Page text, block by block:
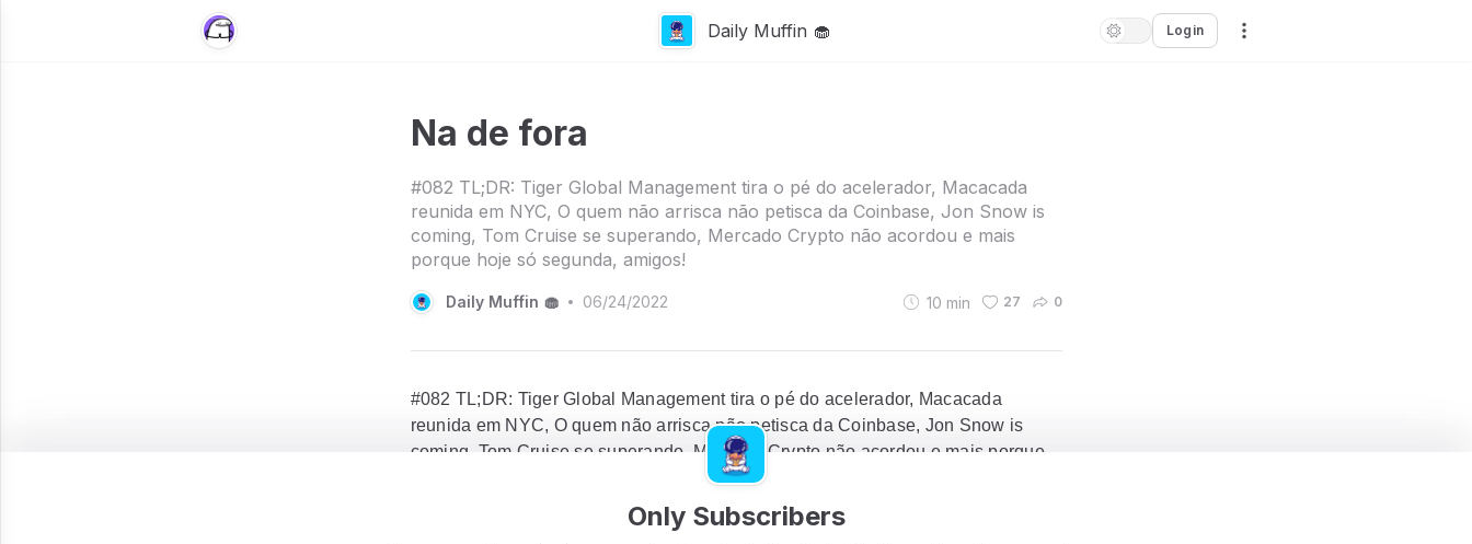
Daily Muffin 🧁 Login
Na de fora
#082 TL;DR: Tiger Global Management tira o pé do acelerador, Macacada
reunida em NYC, O quem não arrisca não petisca da Coinbase, Jon Snow is
coming, Tom Cruise se superando, Mercado Crypto não acordou e mais
porque hoje só segunda, amigos!
Daily Muffin 🧁 • 06/24/2022 10 min 27 0
#082 TL;DR: Tiger Global Management tira o pé do acelerador, Macacada
reunida em NYC, O quem não arrisca não petisca da Coinbase, Jon Snow is
coming, Tom Cruise se superando, Mercado Crypto não acordou e mais porque
💤 Crypto: soneca 10 minutos
Only Subscribers